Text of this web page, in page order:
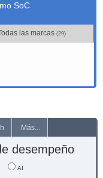
SoC
las marcas (29)
Más...
desempeño
AI